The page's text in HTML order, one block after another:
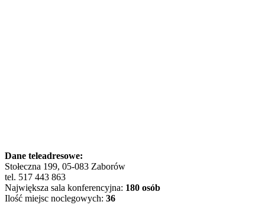
Dane teleadresowe:
Stołeczna 199, 05-083 Zaborów
tel. 517 443 863
Największa sala konferencyjna: 180 osób
Ilość miejsc noclegowych: 36